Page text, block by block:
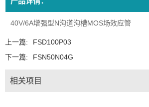
40V/6A增强型N沟道沟槽MOS场效应管
上一篇:
FSD100P03
下一篇:
FSN50N04G
相关项目